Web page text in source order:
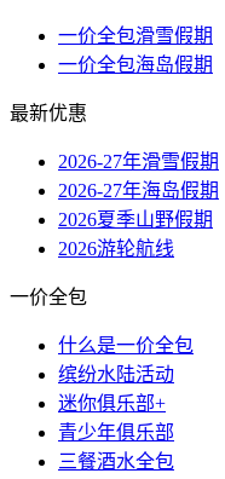
一价全包滑雪假期
一价全包海岛假期
最新优惠
2026-27年滑雪假期
2026-27年海岛假期
2026夏季山野假期
2026游轮航线
一价全包
什么是一价全包
缤纷水陆活动
迷你俱乐部+
青少年俱乐部
三餐酒水全包